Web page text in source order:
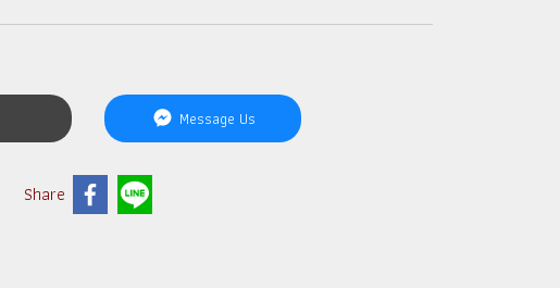
Message Us
Share